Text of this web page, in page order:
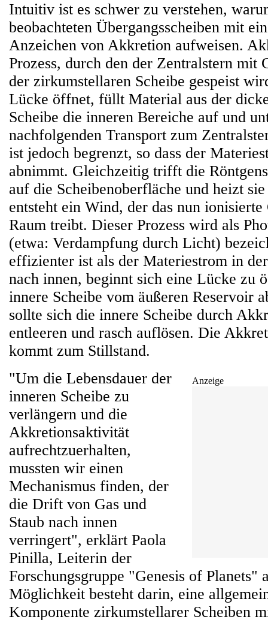
Intuitiv ist es schwer zu verstehen,
beobachteten Übergangsscheiben mit
Anzeichen von Akkretion aufweisen.
Prozess, durch den der Zentralstern mit
der zirkumstellaren Scheibe gespeist
Lücke öffnet, füllt Material aus der
Scheibe die inneren Bereiche auf und
nachfolgenden Transport zum
ist jedoch begrenzt, so dass der
abnimmt. Gleichzeitig trifft die
auf die Scheibenoberfläche und heizt
entsteht ein Wind, der das nun
Raum treibt. Dieser Prozess wird als
(etwa: Verdampfung durch Licht)
effizienter ist als der Materiestrom in
nach innen, beginnt sich eine Lücke zu
innere Scheibe vom äußeren Reservoir
sollte sich die innere Scheibe durch
entleeren und rasch auflösen. Die
kommt zum Stillstand.
Anzeige
"Um die Lebensdauer der
inneren Scheibe zu
verlängern und die
Akkretionsaktivität
aufrechtzuerhalten,
mussten wir einen
Mechanismus finden, der
die Drift von Gas und
Staub nach innen
verringert", erklärt Paola
Pinilla, Leiterin der
Forschungsgruppe "Genesis of
Möglichkeit besteht darin, eine
Komponente zirkumstellarer Scheiben